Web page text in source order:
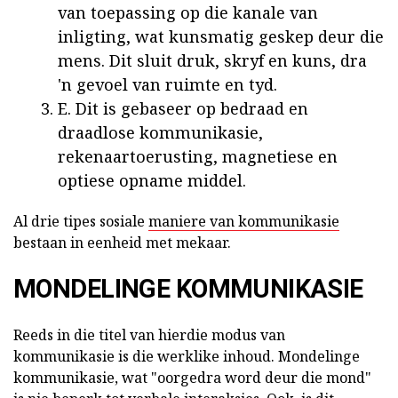
van toepassing op die kanale van
inligting, wat kunsmatig geskep deur die
mens. Dit sluit druk, skryf en kuns, dra
'n gevoel van ruimte en tyd.
E. Dit is gebaseer op bedraad en
draadlose kommunikasie,
rekenaartoerusting, magnetiese en
optiese opname middel.
Al drie tipes sosiale maniere van kommunikasie
bestaan in eenheid met mekaar.
MONDELINGE KOMMUNIKASIE
Reeds in die titel van hierdie modus van
kommunikasie is die werklike inhoud. Mondelinge
kommunikasie, wat "oorgedra word deur die mond"